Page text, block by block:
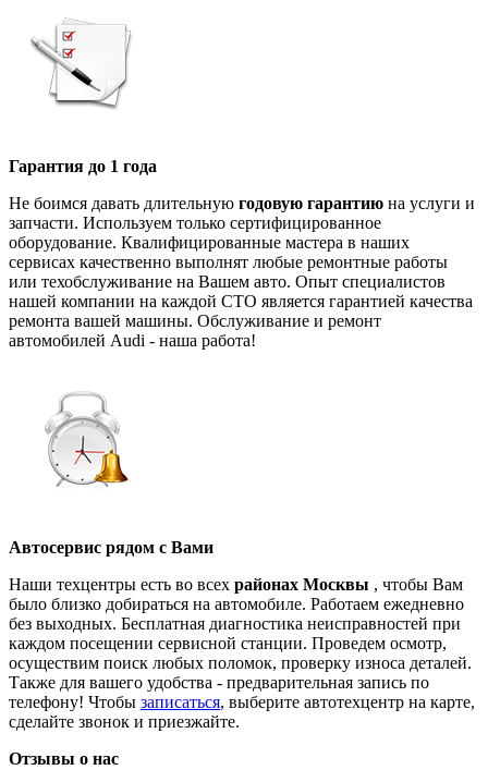
Гарантия до 1 года
Не боимся давать длительную годовую гарантию на услуги и
запчасти. Используем только сертифицированное
оборудование. Квалифицированные мастера в наших
сервисах качественно выполнят любые ремонтные работы
или техобслуживание на Вашем авто. Опыт специалистов
нашей компании на каждой СТО является гарантией качества
ремонта вашей машины. Обслуживание и ремонт
автомобилей Audi - наша работа!
Автосервис рядом с Вами
Наши техцентры есть во всех районах Москвы , чтобы Вам
было близко добираться на автомобиле. Работаем ежедневно
без выходных. Бесплатная диагностика неисправностей при
каждом посещении сервисной станции. Проведем осмотр,
осуществим поиск любых поломок, проверку износа деталей.
Также для вашего удобства - предварительная запись по
телефону! Чтобы записаться, выберите автотехцентр на карте,
сделайте звонок и приезжайте.
Отзывы о нас